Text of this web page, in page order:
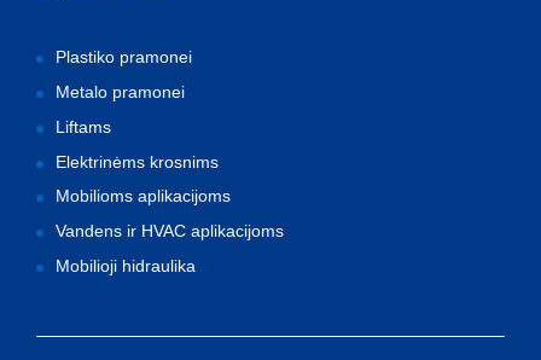
Plastiko pramonei
Metalo pramonei
Liftams
Elektrinėms krosnims
Mobilioms aplikacijoms
Vandens ir HVAC aplikacijoms
Mobilioji hidraulika